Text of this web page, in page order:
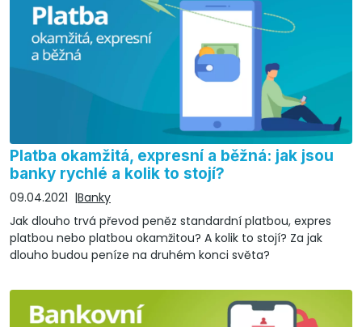
Platba okamžitá, expresní a běžná: jak jsou
banky rychlé a kolik to stojí?
09.04.2021
Banky
Jak dlouho trvá převod peněz standardní platbou, expres
platbou nebo platbou okamžitou? A kolik to stojí? Za jak
dlouho budou peníze na druhém konci světa?